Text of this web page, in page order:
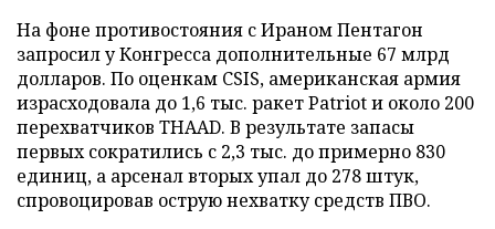
На фоне противостояния с Ираном Пентагон
запросил у Конгресса дополнительные 67 млрд
долларов. По оценкам CSIS, американская армия
израсходовала до 1,6 тыс. ракет Patriot и около 200
перехватчиков THAAD. В результате запасы
первых сократились с 2,3 тыс. до примерно 830
единиц, а арсенал вторых упал до 278 штук,
спровоцировав острую нехватку средств ПВО.